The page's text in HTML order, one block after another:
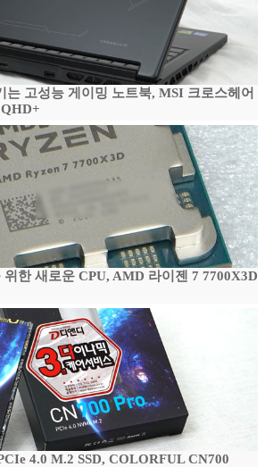
는 고성능 게이밍 노트북, MSI 크로스헤어
위한 새로운 CPU, AMD 라이젠 7 7700X3D
4.0 M.2 SSD, COLORFUL CN700